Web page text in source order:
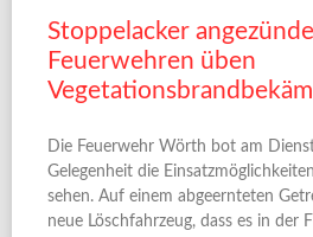
Stoppelacker
Feuerwehren üben
Die Feuerwehr Wörth bot am
Gelegenheit die
sehen. Auf einem abgeernteten
neue Löschfahrzeug, dass es in der